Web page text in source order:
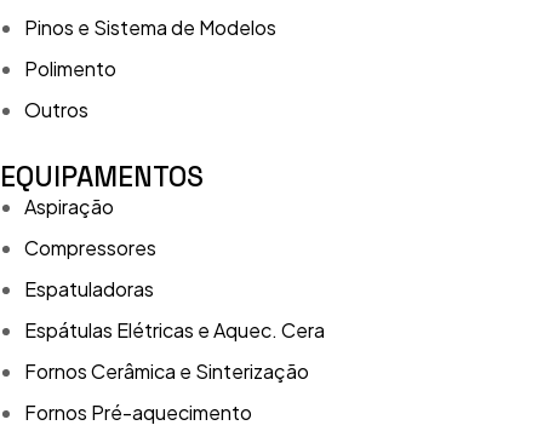
Pinos e Sistema de Modelos
Polimento
Outros
EQUIPAMENTOS
Aspiração
Compressores
Espatuladoras
Espátulas Elétricas e Aquec. Cera
Fornos Cerâmica e Sinterização
Fornos Pré-aquecimento